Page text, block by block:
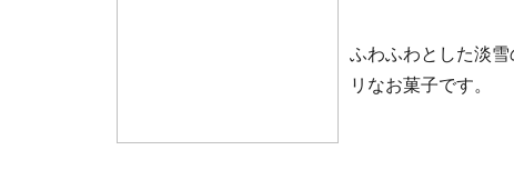
ふわふわとした淡
リなお菓子です。